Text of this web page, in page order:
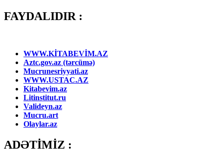
FAYDALIDIR :
WWW.KİTABEVİM.AZ
Aztc.gov.az (tərcümə)
Mucrunesriyyati.az
WWW.USTAC.AZ
Kitabevim.az
Litinstitut.ru
Valideyn.az
Mucru.art
Olaylar.az
ADƏTİMİZ :